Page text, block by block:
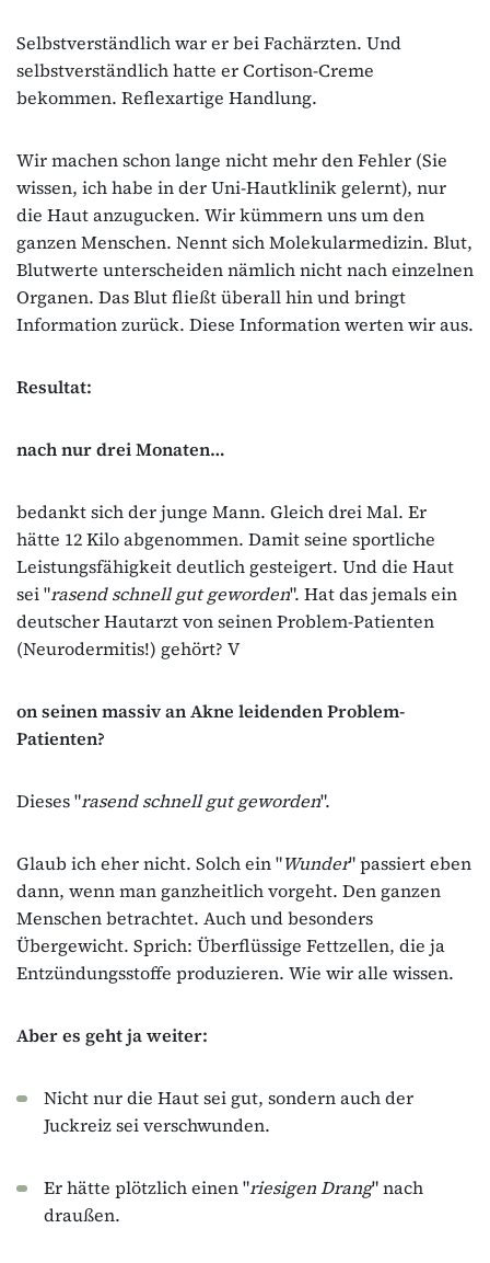
Selbstverständlich war er bei Fachärzten. Und
selbstverständlich hatte er Cortison-Creme
bekommen. Reflexartige Handlung.
Wir machen schon lange nicht mehr den Fehler (Sie
wissen, ich habe in der Uni-Hautklinik gelernt), nur
die Haut anzugucken. Wir kümmern uns um den
ganzen Menschen. Nennt sich Molekularmedizin. Blut,
Blutwerte unterscheiden nämlich nicht nach einzelnen
Organen. Das Blut fließt überall hin und bringt
Information zurück. Diese Information werten wir aus.
Resultat:
nach nur drei Monaten…
bedankt sich der junge Mann. Gleich drei Mal. Er
hätte 12 Kilo abgenommen. Damit seine sportliche
Leistungsfähigkeit deutlich gesteigert. Und die Haut
sei "rasend schnell gut geworden". Hat das jemals ein
deutscher Hautarzt von seinen Problem-Patienten
(Neurodermitis!) gehört? V
on seinen massiv an Akne leidenden Problem-
Patienten?
Dieses "rasend schnell gut geworden".
Glaub ich eher nicht. Solch ein "Wunder" passiert eben
dann, wenn man ganzheitlich vorgeht. Den ganzen
Menschen betrachtet. Auch und besonders
Übergewicht. Sprich: Überflüssige Fettzellen, die ja
Entzündungsstoffe produzieren. Wie wir alle wissen.
Aber es geht ja weiter:
Nicht nur die Haut sei gut, sondern auch der
Juckreiz sei verschwunden.
Er hätte plötzlich einen "riesigen Drang" nach
draußen.